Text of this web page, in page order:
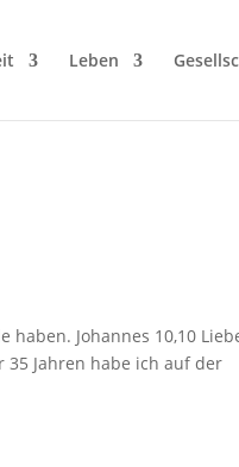
Leben
haben. Johannes 10,10
35 Jahren habe ich auf der